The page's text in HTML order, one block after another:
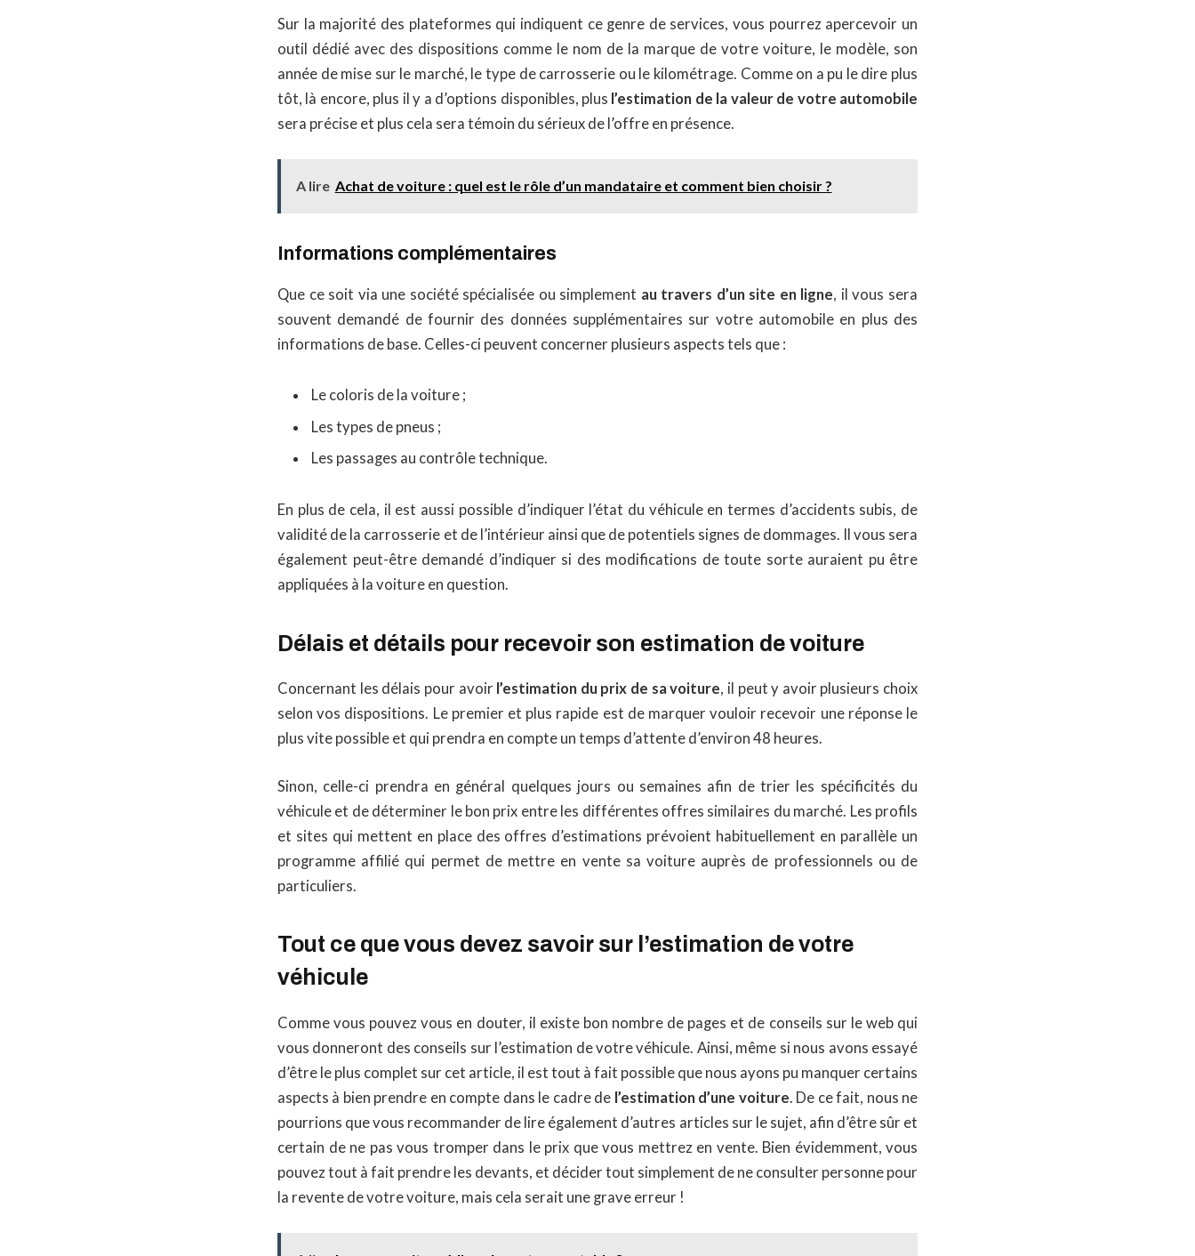
Sur la majorité des plateformes qui indiquent ce genre de services, vous pourrez apercevoir un
outil dédié avec des dispositions comme le nom de la marque de votre voiture, le modèle, son
année de mise sur le marché, le type de carrosserie ou le kilométrage. Comme on a pu le dire plus
tôt, là encore, plus il y a d’options disponibles, plus l’estimation de la valeur de votre automobile
sera précise et plus cela sera témoin du sérieux de l’offre en présence.
A lire Achat de voiture : quel est le rôle d’un mandataire et comment bien choisir ?
Informations complémentaires
Que ce soit via une société spécialisée ou simplement au travers d’un site en ligne, il vous sera
souvent demandé de fournir des données supplémentaires sur votre automobile en plus des
informations de base. Celles-ci peuvent concerner plusieurs aspects tels que :
Le coloris de la voiture ;
Les types de pneus ;
Les passages au contrôle technique.
En plus de cela, il est aussi possible d’indiquer l’état du véhicule en termes d’accidents subis, de
validité de la carrosserie et de l’intérieur ainsi que de potentiels signes de dommages. Il vous sera
également peut-être demandé d’indiquer si des modifications de toute sorte auraient pu être
appliquées à la voiture en question.
Délais et détails pour recevoir son estimation de voiture
Concernant les délais pour avoir l’estimation du prix de sa voiture, il peut y avoir plusieurs choix
selon vos dispositions. Le premier et plus rapide est de marquer vouloir recevoir une réponse le
plus vite possible et qui prendra en compte un temps d’attente d’environ 48 heures.
Sinon, celle-ci prendra en général quelques jours ou semaines afin de trier les spécificités du
véhicule et de déterminer le bon prix entre les différentes offres similaires du marché. Les profils
et sites qui mettent en place des offres d’estimations prévoient habituellement en parallèle un
programme affilié qui permet de mettre en vente sa voiture auprès de professionnels ou de
particuliers.
Tout ce que vous devez savoir sur l’estimation de votre
véhicule
Comme vous pouvez vous en douter, il existe bon nombre de pages et de conseils sur le web qui
vous donneront des conseils sur l’estimation de votre véhicule. Ainsi, même si nous avons essayé
d’être le plus complet sur cet article, il est tout à fait possible que nous ayons pu manquer certains
aspects à bien prendre en compte dans le cadre de l’estimation d’une voiture. De ce fait, nous ne
pourrions que vous recommander de lire également d’autres articles sur le sujet, afin d’être sûr et
certain de ne pas vous tromper dans le prix que vous mettrez en vente. Bien évidemment, vous
pouvez tout à fait prendre les devants, et décider tout simplement de ne consulter personne pour
la revente de votre voiture, mais cela serait une grave erreur !